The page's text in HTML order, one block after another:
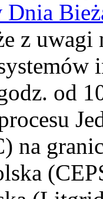
Dnia
z uwagi
od
na